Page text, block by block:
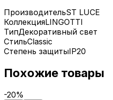
ПроизводительST LUCE
КоллекцияLINGOTTI
ТипДекоративный свет
СтильClassic
Степень защитыIP20
Похожие товары
-20%